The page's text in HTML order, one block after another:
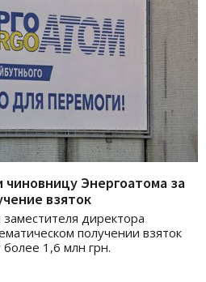
Энергоатома за
взяток
директора
получении взяток
1,6 млн грн.